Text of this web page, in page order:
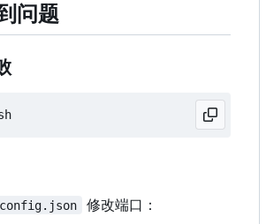
问题
修改端口：